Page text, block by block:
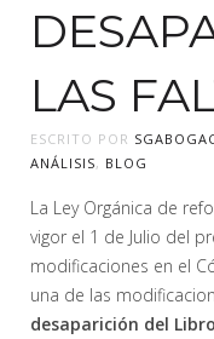
LAS
ESCRITO POR
ANÁLISIS, BLOG
La Ley Orgánica de
vigor el 1 de Julio del
modificaciones en el
una de las
desaparición del